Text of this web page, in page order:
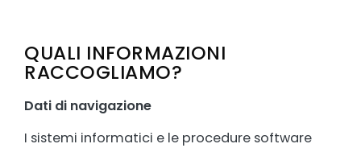
QUALI INFORMAZIONI
RACCOGLIAMO?
Dati di navigazione
I sistemi informatici e le procedure software